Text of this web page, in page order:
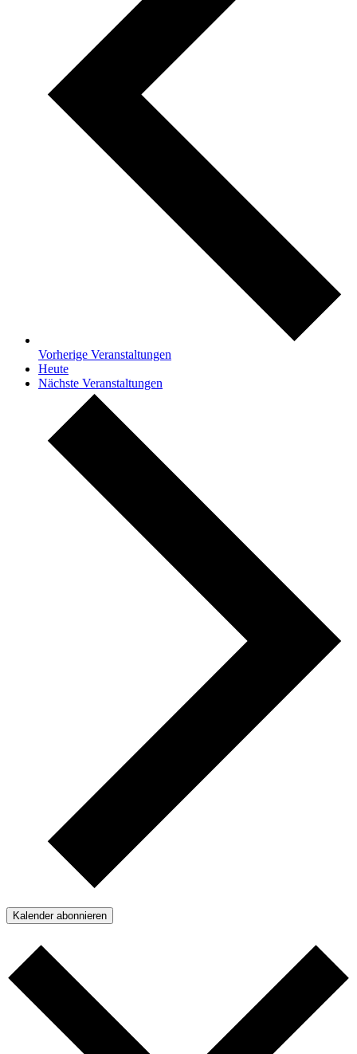
Vorherige Veranstaltungen
Heute
Nächste Veranstaltungen
Kalender abonnieren